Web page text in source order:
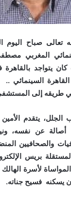
المغربي
حيث كان يتواجد
القاهرة
طريقه إلى
يتقدم الأمين
أصالة عن نفسه،
والصحافيين
بريس
لأسرة الهالك
يسكنه فسيح جناته.